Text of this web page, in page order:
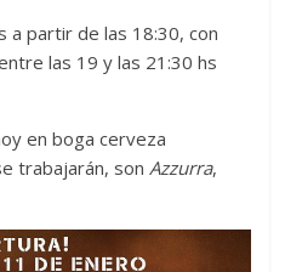
a partir de las 18:30, con
las 19 y las 21:30 hs
en boga cerveza
trabajarán, son Azzurra,